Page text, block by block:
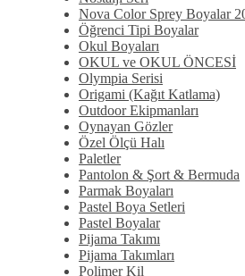
Nova Color Sprey Boyalar
Öğrenci Tipi Boyalar
Okul Boyaları
OKUL ve OKUL ÖNCESİ
Olympia Serisi
Origami (Kağıt Katlama)
Outdoor Ekipmanları
Oynayan Gözler
Özel Ölçü Halı
Paletler
Pantolon & Şort & Bermuda
Parmak Boyaları
Pastel Boya Setleri
Pastel Boyalar
Pijama Takımı
Pijama Takımları
Polimer Kil